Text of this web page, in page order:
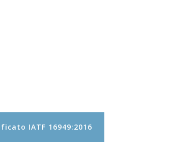
IATF 16949:2016